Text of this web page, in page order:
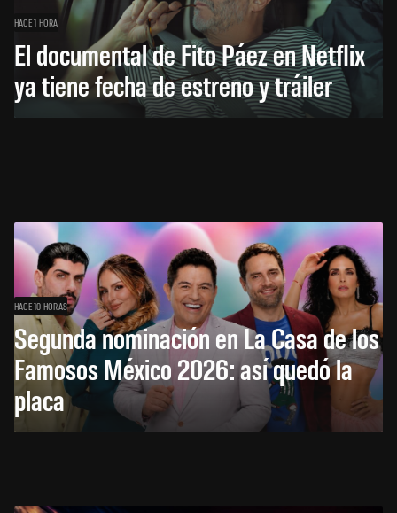
HACE 1 HORA
El documental de Fito Páez en Netflix
ya tiene fecha de estreno y tráiler
HACE 10 HORAS
Segunda nominación en La Casa de los
Famosos México 2026: así quedó la
placa